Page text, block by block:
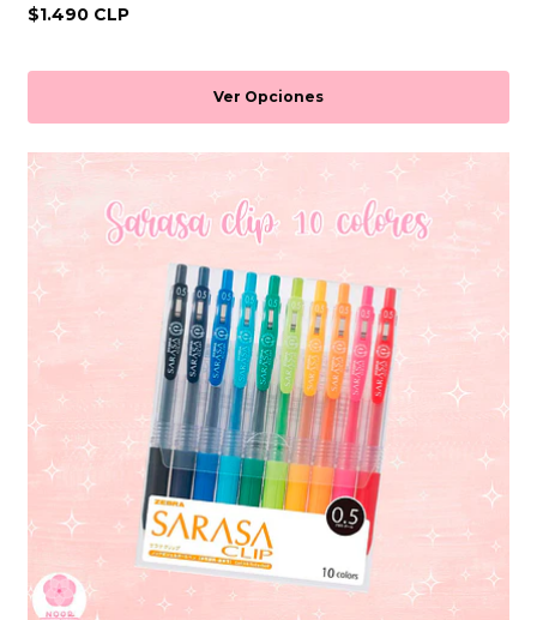
$1.490 CLP
Ver Opciones